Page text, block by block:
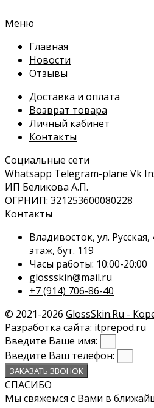
Меню
Главная
Новости
Отзывы
Доставка и оплата
Возврат товара
Личный кабинет
Контакты
Социальные сети
Whatsapp Telegram-plane Vk
ИП Беликова А.П.
ОГРНИП: 321253600080228
Контакты
Владивосток, ул.
этаж, бут. 119
Часы работы: 10:00-20:00
glossskin@mail.ru
+7 (914) 706-86-40
© 2021-2026 GlossSkin.Ru -
Разработка сайта: itprepod.ru
Введите Ваше имя:
Введите Ваш телефон:
ЗАКАЗАТЬ ЗВОНОК
СПАСИБО
Мы свяжемся с Вами в